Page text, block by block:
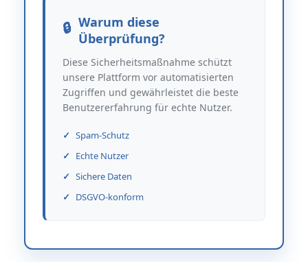
Warum diese
Überprüfung?
Diese Sicherheitsmaßnahme schützt
unsere Plattform vor automatisierten
Zugriffen und gewährleistet die beste
Benutzererfahrung für echte Nutzer.
Spam-Schutz
Echte Nutzer
Sichere Daten
DSGVO-konform